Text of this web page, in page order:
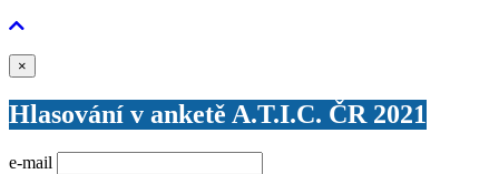
×
Hlasování v anketě A.T.I.C. ČR 2021
e-mail